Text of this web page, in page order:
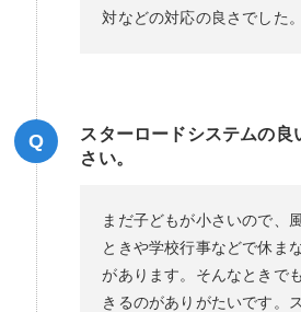
対などの対応の良さでした。
Q
スターロードシステムの良
さい。
まだ子どもが小さいので、
ときや学校行事などで休ま
があります。そんなときで
きるのがありがたいです。